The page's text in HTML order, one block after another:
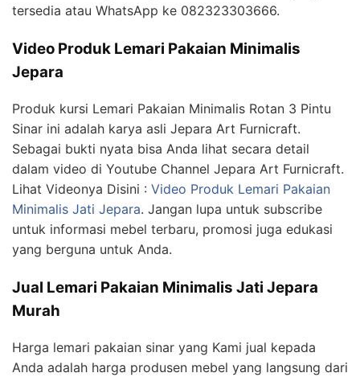
tersedia atau WhatsApp ke 082323303666.
Video Produk Lemari Pakaian Minimalis
Jepara
Produk kursi Lemari Pakaian Minimalis Rotan 3 Pintu
Sinar ini adalah karya asli Jepara Art Furnicraft.
Sebagai bukti nyata bisa Anda lihat secara detail
dalam video di Youtube Channel Jepara Art Furnicraft.
Lihat Videonya Disini : Video Produk Lemari Pakaian
Minimalis Jati Jepara. Jangan lupa untuk subscribe
untuk informasi mebel terbaru, promosi juga edukasi
yang berguna untuk Anda.
Jual Lemari Pakaian Minimalis Jati Jepara
Murah
Harga lemari pakaian sinar yang Kami jual kepada
Anda adalah harga produsen mebel yang langsung dari